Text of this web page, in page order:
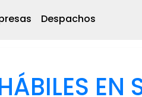
Despachos
EN